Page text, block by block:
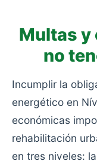
Multas y
no
Incumplir la
energético en
económicas
rehabilitación
en tres niveles: